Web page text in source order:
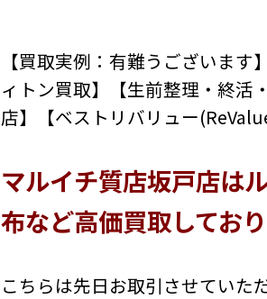
【買取実例：有難うございま
ィトン買取】【生前整理・終活
店】【ベストリバリュー
マルイチ質店坂戸店は
布など高価買取してお
こちらは先日お取引させていた